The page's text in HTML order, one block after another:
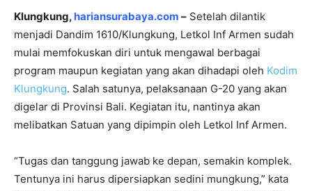
Klungkung, hariansurabaya.com – Setelah dilantik
menjadi Dandim 1610/Klungkung, Letkol Inf Armen sudah
mulai memfokuskan diri untuk mengawal berbagai
program maupun kegiatan yang akan dihadapi oleh Kodim
Klungkung. Salah satunya, pelaksanaan G-20 yang akan
digelar di Provinsi Bali. Kegiatan itu, nantinya akan
melibatkan Satuan yang dipimpin oleh Letkol Inf Armen.
“Tugas dan tanggung jawab ke depan, semakin komplek.
Tentunya ini harus dipersiapkan sedini mungkung,” kata